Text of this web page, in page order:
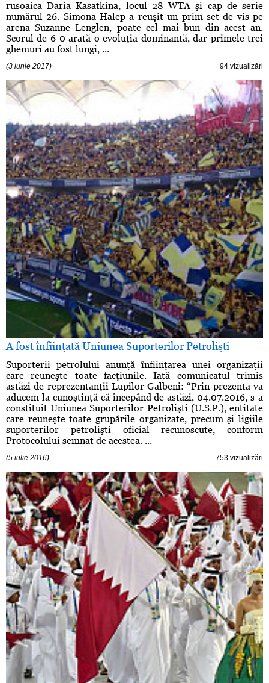
rusoaica Daria Kasatkina, locul 28 WTA şi cap de serie
numărul 26. Simona Halep a reuşit un prim set de vis pe
arena Suzanne Lenglen, poate cel mai bun din acest an.
Scorul de 6-0 arată o evoluţia dominantă, dar primele trei
ghemuri au fost lungi, ...
(3 iunie 2017) 94 vizualizări
A fost înfiinţată Uniunea Suporterilor Petrolişti
Suporterii petrolului anunţă înfiinţarea unei organizaţii
care reuneşte toate facţiunile. Iată comunicatul trimis
astăzi de reprezentanţii Lupilor Galbeni: “Prin prezenta va
aducem la cunoştinţă că începând de astăzi, 04.07.2016, s-a
constituit Uniunea Suporterilor Petrolişti (U.S.P.), entitate
care reuneşte toate grupările organizate, precum şi ligiile
suporterilor petrolişti oficial recunoscute, conform
Protocolului semnat de acestea. ...
(5 iulie 2016) 753 vizualizări